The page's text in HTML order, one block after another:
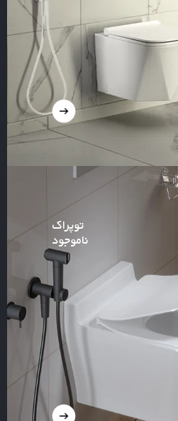
توپراک
ناموجود